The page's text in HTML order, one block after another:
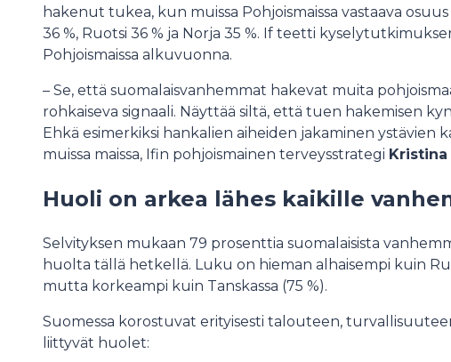
hakenut tukea, kun muissa Pohjoismaissa vastaava
36 %, Ruotsi 36 % ja Norja 35 %. If teetti
Pohjoismaissa alkuvuonna.
– Se, että suomalaisvanhemmat hakevat muita
rohkaiseva signaali. Näyttää siltä, että tuen hakemisen
Ehkä esimerkiksi hankalien aiheiden jakaminen ystävien
muissa maissa, Ifin pohjoismainen terveysstrategi Kristina
Huoli on arkea lähes kaikille
Selvityksen mukaan 79 prosenttia suomalaisista
huolta tällä hetkellä. Luku on hieman alhaisempi kuin
mutta korkeampi kuin Tanskassa (75 %).
Suomessa korostuvat erityisesti talouteen,
liittyvät huolet: